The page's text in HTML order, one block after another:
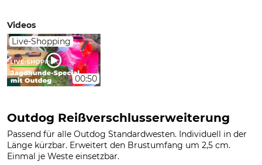
Videos
Live-Shopping
00:50
Outdog Reißverschlusserweiterung
Passend für alle Outdog Standardwesten. Individuell in der
Länge kürzbar. Erweitert den Brustumfang um 2,5 cm.
Einmal je Weste einsetzbar.